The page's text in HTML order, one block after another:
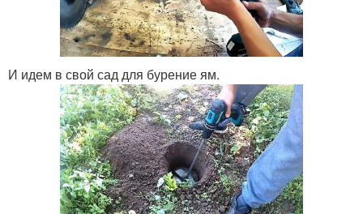
И идем в свой сад для бурение ям.